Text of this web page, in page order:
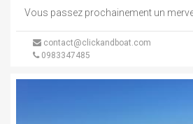
contact@clickandboat.com
0983347485